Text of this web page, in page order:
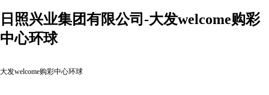
日照兴业集团有限公司-大发welcome购彩
中心环球
大发welcome购彩中心环球